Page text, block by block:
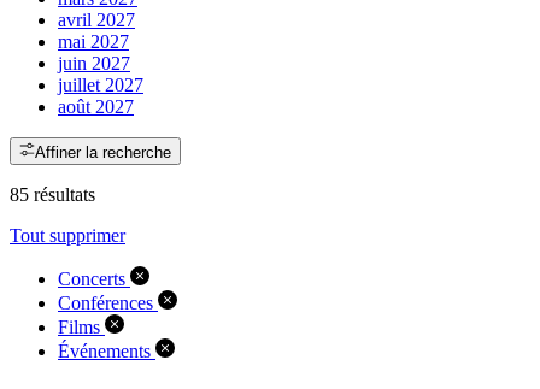
avril 2027
mai 2027
juin 2027
juillet 2027
août 2027
Affiner la recherche
85 résultats
Tout supprimer
Concerts
Conférences
Films
Événements